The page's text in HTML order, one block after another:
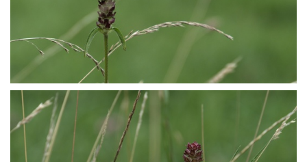
P8165637